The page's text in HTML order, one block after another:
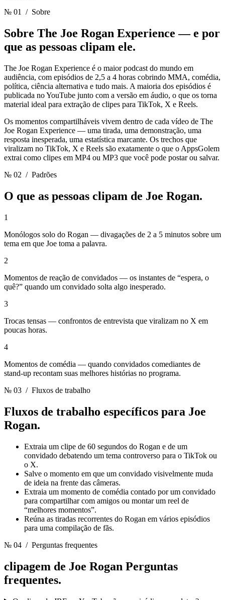
№ 01
/ Sobre
Sobre The Joe Rogan Experience —e por
que as pessoas clipam ele.
The Joe Rogan Experience é o maior podcast do mundo em
audiência, com episódios de 2,5 a 4 horas cobrindo MMA, comédia,
política, ciência alternativa e tudo mais. A maioria dos episódios é
publicada no YouTube junto com a versão em áudio, o que os torna
material ideal para extração de clipes para TikTok, X e Reels.
Os momentos compartilháveis vivem dentro de cada vídeo de The
Joe Rogan Experience — uma tirada, uma demonstração, uma
resposta inesperada, uma estatística marcante. Os trechos que
viralizam no TikTok, X e Reels são exatamente o que o AppsGolem
extrai como clipes em MP4 ou MP3 que você pode postar ou salvar.
№ 02 / Padrões
O que as pessoas clipam de Joe Rogan.
1
Monólogos solo do Rogan — divagações de 2 a 5 minutos sobre um
tema em que Joe toma a palavra.
2
Momentos de reação de convidados — os instantes de “espera, o
quê?” quando um convidado solta algo inesperado.
3
Trocas tensas — confrontos de entrevista que viralizam no X em
poucas horas.
4
Momentos de comédia — quando convidados comediantes de
stand-up recontam suas melhores histórias no programa.
№ 03 / Fluxos de trabalho
Fluxos de trabalho específicos para Joe
Rogan.
Extraia um clipe de 60 segundos do Rogan e de um
convidado debatendo um tema controverso para o TikTok ou
o X.
Salve o momento em que um convidado visivelmente muda
de ideia na frente das câmeras.
Extraia um momento de comédia contado por um convidado
para compartilhar com amigos ou montar um reel de
“melhores momentos”.
Reúna as tiradas recorrentes do Rogan em vários episódios
para uma compilação de fãs.
№ 04 / Perguntas frequentes
clipagem de Joe Rogan Perguntas
frequentes.